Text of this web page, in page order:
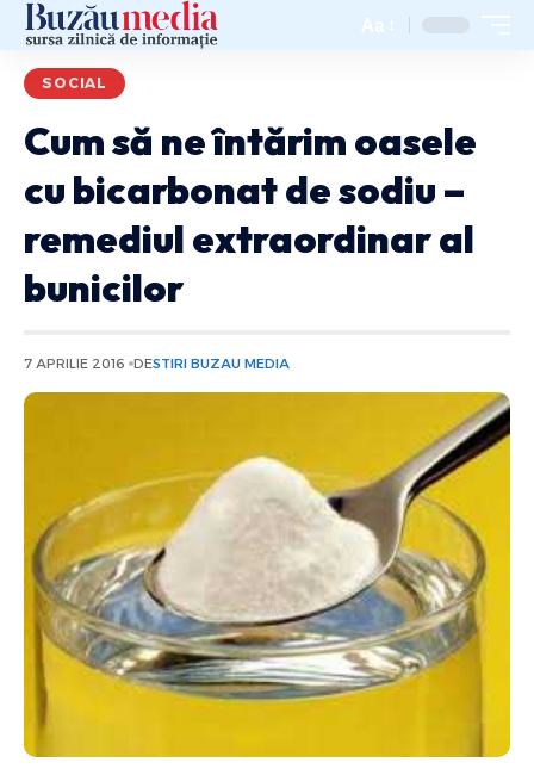
Aa
SOCIAL
Cum să ne întărim oasele
cu bicarbonat de sodiu –
remediul extraordinar al
bunicilor
7 APRILIE 2016 DESTIRI BUZAU MEDIA